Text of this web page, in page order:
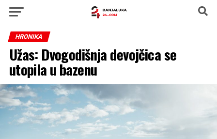
HRONIKA
Užas: Dvogodišnja devojčica se
utopila u bazenu